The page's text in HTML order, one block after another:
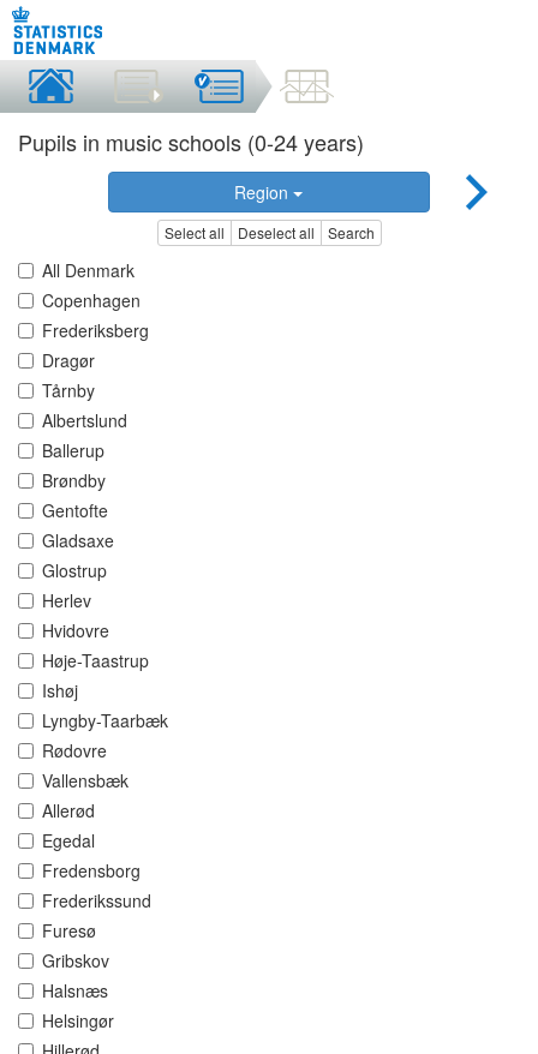
Pupils in music schools (0-24 years)
Region
Select all Deselect all Search
All Denmark
Copenhagen
Frederiksberg
Dragør
Tårnby
Albertslund
Ballerup
Brøndby
Gentofte
Gladsaxe
Glostrup
Herlev
Hvidovre
Høje-Taastrup
Ishøj
Lyngby-Taarbæk
Rødovre
Vallensbæk
Allerød
Egedal
Fredensborg
Frederikssund
Furesø
Gribskov
Halsnæs
Helsingør